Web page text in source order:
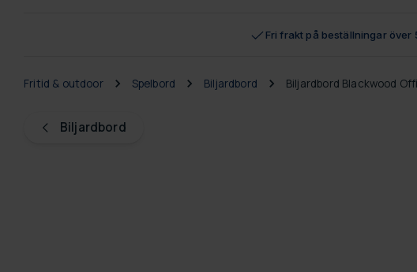
Fri frakt på beställningar över
Biljardbord
Fritid & outdoor Spelbord Biljardbord Biljardbord Blackwood